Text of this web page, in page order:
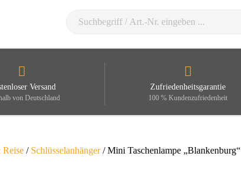
Versand
von Deutschland
Zufriedenheitsgarantie
100 % Kundenzufriedenheit
/ Schlüsselanhänger/ Mini Taschenlampe „Blankenburg“